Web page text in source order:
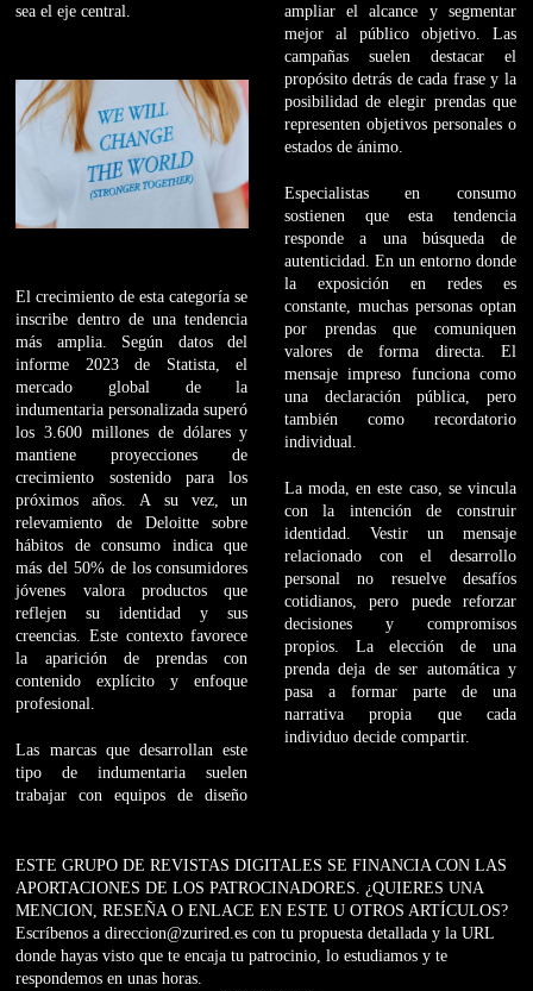
sea el eje central.
El crecimiento de esta categoría se
inscribe dentro de una tendencia
más amplia. Según datos del
informe 2023 de Statista, el
mercado global de la
indumentaria personalizada superó
los 3.600 millones de dólares y
mantiene proyecciones de
crecimiento sostenido para los
próximos años. A su vez, un
relevamiento de Deloitte sobre
hábitos de consumo indica que
más del 50% de los consumidores
jóvenes valora productos que
reflejen su identidad y sus
creencias. Este contexto favorece
la aparición de prendas con
contenido explícito y enfoque
profesional.
Las marcas que desarrollan este
tipo de indumentaria suelen
trabajar con equipos de diseño
ampliar el alcance y segmentar
mejor al público objetivo. Las
campañas suelen destacar el
propósito detrás de cada frase y la
posibilidad de elegir prendas que
representen objetivos personales o
estados de ánimo.
Especialistas en consumo
sostienen que esta tendencia
responde a una búsqueda de
autenticidad. En un entorno donde
la exposición en redes es
constante, muchas personas optan
por prendas que comuniquen
valores de forma directa. El
mensaje impreso funciona como
una declaración pública, pero
también como recordatorio
individual.
La moda, en este caso, se vincula
con la intención de construir
identidad. Vestir un mensaje
relacionado con el desarrollo
personal no resuelve desafíos
cotidianos, pero puede reforzar
decisiones y compromisos
propios. La elección de una
prenda deja de ser automática y
pasa a formar parte de una
narrativa propia que cada
individuo decide compartir.
ESTE GRUPO DE REVISTAS DIGITALES SE FINANCIA CON LAS
APORTACIONES DE LOS PATROCINADORES. ¿QUIERES UNA
MENCION, RESEÑA O ENLACE EN ESTE U OTROS ARTÍCULOS?
Escríbenos a direccion@zurired.es con tu propuesta detallada y la URL
donde hayas visto que te encaja tu patrocinio, lo estudiamos y te
respondemos en unas horas.